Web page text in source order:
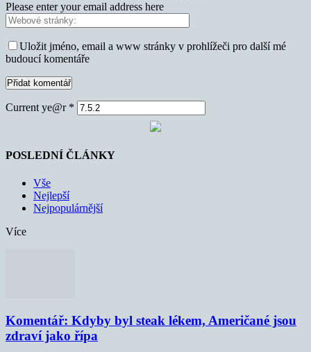
Please enter your email address here
Uložit jméno, email a www stránky v prohlížeči pro další mé
budoucí komentáře
Current ye@r *
POSLEDNÍ ČLÁNKY
Vše
Nejlepší
Nejpopulárnější
Více
Komentář: Kdyby byl steak lékem, Američané jsou
zdraví jako řípa